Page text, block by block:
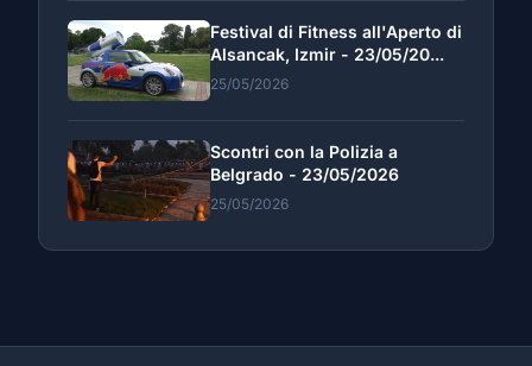
Festival di Fitness all'Aperto di
Alsancak, Izmir - 23/05/20...
25/05/2026
Scontri con la Polizia a
Belgrado - 23/05/2026
25/05/2026